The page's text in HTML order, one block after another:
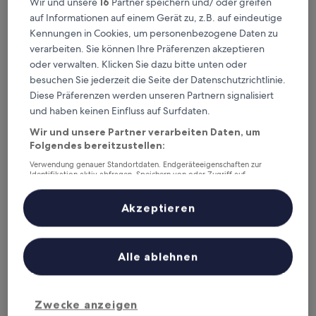
Hotel Takao Asile
Hotel Takao Asile
3.0-
Sterne-
Unterkunft
2 km von Bahnhof Hachiōji Takaosanguchi entfernt
7.4
10,
Gut,
(36
Bewertungen)
7,4/10 Gut (36 Bewertungen)
54 €
Mt.Takao Base Camp - Hostel
auf Informationen auf einem Gerät zu, z.B. auf eindeutige
Kennungen in Cookies, um personenbezogene Daten zu
verarbeiten. Sie können Ihre Präferenzen akzeptieren
oder verwalten. Klicken Sie dazu bitte unten oder
besuchen Sie jederzeit die Seite der Datenschutzrichtlinie.
Diese Präferenzen werden unseren Partnern signalisiert
und haben keinen Einfluss auf Surfdaten.
Wir und unsere Partner verarbeiten Daten, um
Folgendes bereitzustellen:
Verwendung genauer Standortdaten. Endgeräteeigenschaften zur
Identifikation aktiv abfragen. Speichern von oder Zugriff auf
Inhalte, Messung von Werbeleistung und der Performance von Inhalten,
Zielgruppenforschung sowie Entwicklung und Verbesserung von
Liste der Partner (Lieferanten)
Zwecke anzeigen
Alle ablehnen
Akzeptieren